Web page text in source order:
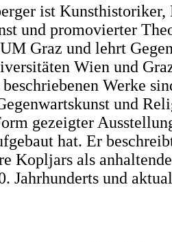
ist
und promovierter
Graz und lehrt
Wien und
Werke
und
gezeigter
hat. Er
Kopljars als
Jahrhunderts und